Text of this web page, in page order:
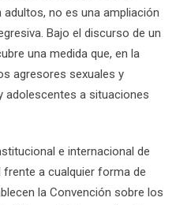
no es una ampliación
Bajo el discurso de un
una medida que, en la
agresores sexuales y
adolescentes a situaciones
e internacional de
a cualquier forma de
la Convención sobre los